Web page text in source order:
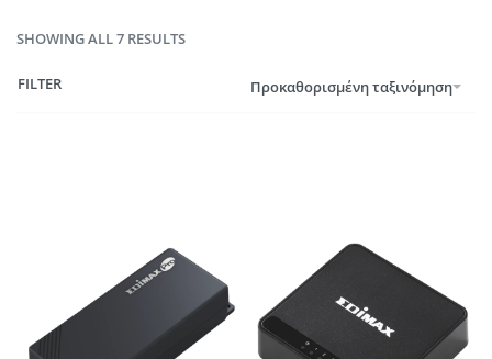
SHOWING ALL 7 RESULTS
Προκαθορισμένη ταξινόμηση
FILTER